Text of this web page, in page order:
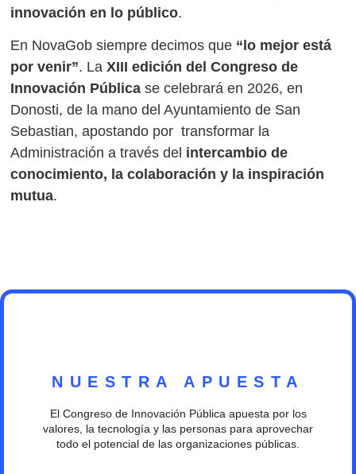
innovación en lo público.
En NovaGob siempre decimos que “lo mejor está
por venir”. LaXIII edición del Congreso de
Innovación Pública se celebrará en 2026, en
Donosti, de la mano del Ayuntamiento de San
Sebastian, apostando por transformar la
Administración a través del intercambio de
conocimiento, la colaboración y la inspiración
mutua.
NUESTRA APUESTA
El Congreso de Innovación Pública apuesta por los
valores, la tecnología y las personas para aprovechar
todo el potencial de las organizaciones públicas.